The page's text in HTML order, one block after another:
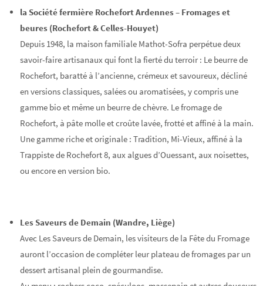
la Société fermière Rochefort Ardennes – Fromages et
beures (Rochefort & Celles-Houyet)
Depuis 1948, la maison familiale Mathot-Sofra perpétue deux
savoir-faire artisanaux qui font la fierté du terroir : Le beurre de
Rochefort, baratté à l’ancienne, crémeux et savoureux, décliné
en versions classiques, salées ou aromatisées, y compris une
gamme bio et même un beurre de chèvre. Le fromage de
Rochefort, à pâte molle et croûte lavée, frotté et affiné à la main.
Une gamme riche et originale : Tradition, Mi-Vieux, affiné à la
Trappiste de Rochefort 8, aux algues d’Ouessant, aux noisettes,
ou encore en version bio.
Les Saveurs de Demain (Wandre, Liège)
Avec Les Saveurs de Demain, les visiteurs de la Fête du Fromage
auront l’occasion de compléter leur plateau de fromages par un
dessert artisanal plein de gourmandise.